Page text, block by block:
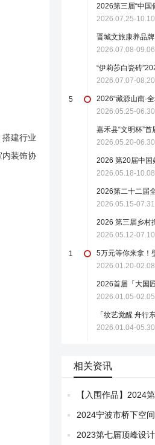
建行业
内装饰协
2026.07.25-10.10
2026.07.08-09.06
2026.07.07-08.20
5
2026.05.25-06.30
2026.05.20-06.30
2026.05.18-10.08
2026.05.15-07.31
2026.05.12-07.10
1
2026.01.20-02.08
2026.01.05-02.05
2026.01.04-05.30
相关资讯